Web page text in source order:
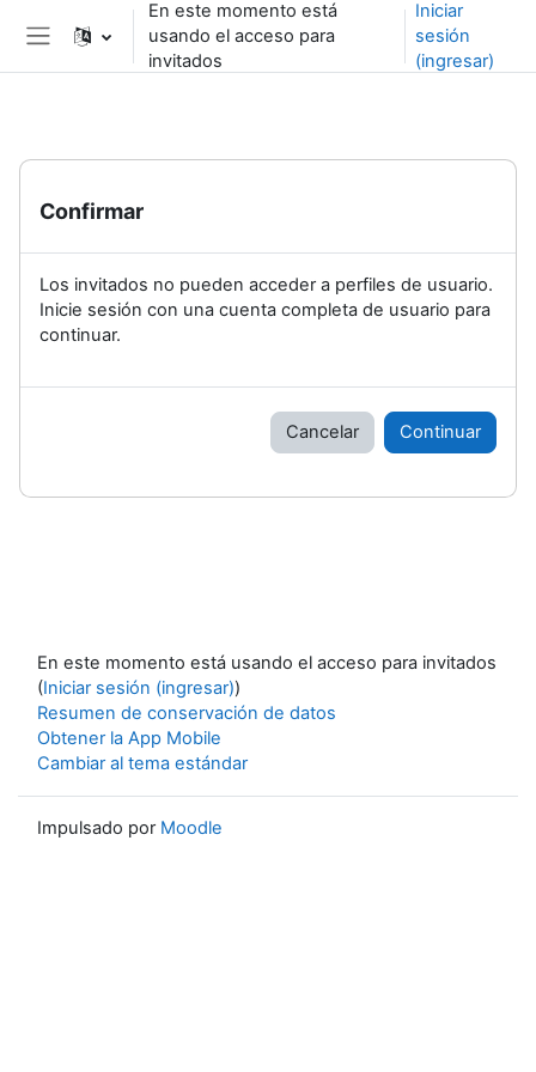
Saltar al contenido principal
Pánel lateral
En este momento está
usando el acceso para
invitados
Iniciar
sesión
(ingresar)
Confirmar
Los invitados no pueden acceder a perfiles de usuario.
Inicie sesión con una cuenta completa de usuario para
continuar.
Cancelar Continuar
En este momento está usando el acceso para invitados
(Iniciar sesión (ingresar))
Resumen de conservación de datos
Obtener la App Mobile
Cambiar al tema estándar
Impulsado por Moodle